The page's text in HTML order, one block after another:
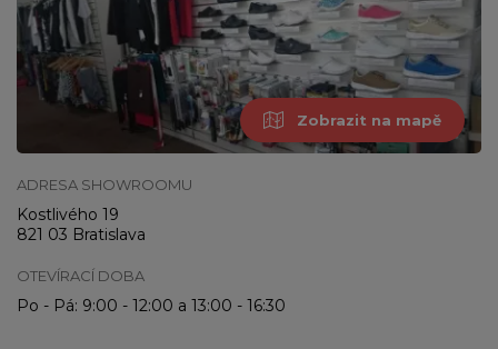
Zobrazit na mapě
ADRESA SHOWROOMU
Kostlivého 19
821 03 Bratislava
OTEVÍRACÍ DOBA
Po - Pá: 9:00 - 12:00 a 13:00 - 16:30